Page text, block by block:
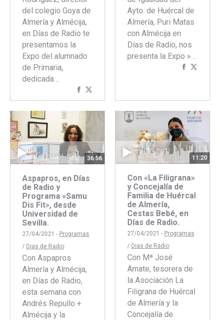
del colegio Goya de
Almería y Almécija,
en Días de Radio te
presentamos la
Expo del alumnado
de Primaria,
dedicada…
Compartir
con
Facebook
con
Twitter
Ayto. de Huércal de
Almería, Puri Matas
con Almécija en
Días de Radio, nos
presenta la Expo »…
Compartir
36:56
Aspapros, en Días
de Radio y
Programa «Samu
Dis Fit», desde
Universidad de
Sevilla.
27/04/2021 - Programas
/ Dias de Radio
Con Aspapros
Almería y Almécija,
en Días de Radio,
esta semana con
Andrés Repullo +
Almécija y la
11:20
Con «La Filigrana»
y Concejalía de
Familia de Huércal
de Almería,
Cestas Bebé, en
Días de Radio.
27/04/2021 - Programas
/ Dias de Radio
Con Mª José
Amate, tesorera de
la Asociación La
Filigrana de Huércal
de Almería y la
Concejalía de